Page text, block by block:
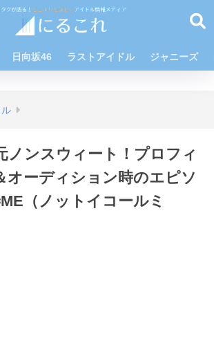
日向坂46 ラストアイドル ジャニーズ
ノンスウィート！プロフィ
オーディション時のエピソ
（ノットイコールミ